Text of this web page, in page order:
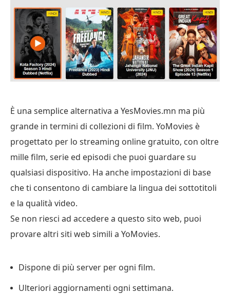
È una semplice alternativa a YesMovies.mn ma più
grande in termini di collezioni di film. YoMovies è
progettato per lo streaming online gratuito, con oltre
mille film, serie ed episodi che puoi guardare su
qualsiasi dispositivo. Ha anche impostazioni di base
che ti consentono di cambiare la lingua dei sottotitoli
e la qualità video.
Se non riesci ad accedere a questo sito web, puoi
provare altri siti web simili a YoMovies.
Dispone di più server per ogni film.
Ulteriori aggiornamenti ogni settimana.